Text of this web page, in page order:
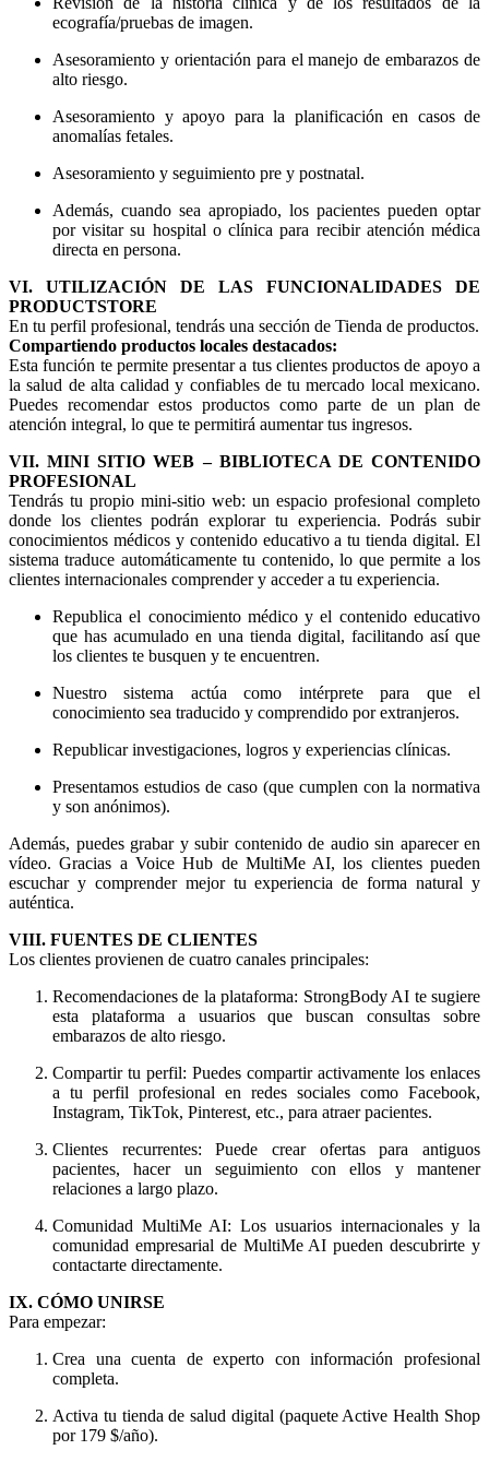
ecografía/pruebas de imagen.
Asesoramiento y orientación para el manejo de embarazos de
alto riesgo.
Asesoramiento y apoyo para la planificación en casos de
anomalías fetales.
Asesoramiento y seguimiento pre y postnatal.
Además, cuando sea apropiado, los pacientes pueden optar
por visitar su hospital o clínica para recibir atención médica
directa en persona.
VI. UTILIZACIÓN DE LAS FUNCIONALIDADES DE
PRODUCTSTORE
En tu perfil profesional, tendrás una sección de Tienda de productos.
Compartiendo productos locales destacados:
Esta función te permite presentar a tus clientes productos de apoyo a
la salud de alta calidad y confiables de tu mercado local mexicano.
Puedes recomendar estos productos como parte de un plan de
atención integral, lo que te permitirá aumentar tus ingresos.
VII. MINI SITIO WEB – BIBLIOTECA DE CONTENIDO
PROFESIONAL
Tendrás tu propio mini-sitio web: un espacio profesional completo
donde los clientes podrán explorar tu experiencia. Podrás subir
conocimientos médicos y contenido educativo a tu tienda digital. El
sistema traduce automáticamente tu contenido, lo que permite a los
clientes internacionales comprender y acceder a tu experiencia.
Republica el conocimiento médico y el contenido educativo
que has acumulado en una tienda digital, facilitando así que
los clientes te busquen y te encuentren.
Nuestro sistema actúa como intérprete para que el
conocimiento sea traducido y comprendido por extranjeros.
Republicar investigaciones, logros y experiencias clínicas.
Presentamos estudios de caso (que cumplen con la normativa
y son anónimos).
Además, puedes grabar y subir contenido de audio sin aparecer en
vídeo. Gracias a Voice Hub de MultiMe AI, los clientes pueden
escuchar y comprender mejor tu experiencia de forma natural y
auténtica.
VIII. FUENTES DE CLIENTES
Los clientes provienen de cuatro canales principales:
Recomendaciones de la plataforma: StrongBody AI te sugiere
esta plataforma a usuarios que buscan consultas sobre
embarazos de alto riesgo.
Compartir tu perfil: Puedes compartir activamente los enlaces
a tu perfil profesional en redes sociales como Facebook,
Instagram, TikTok, Pinterest, etc., para atraer pacientes.
Clientes recurrentes: Puede crear ofertas para antiguos
pacientes, hacer un seguimiento con ellos y mantener
relaciones a largo plazo.
Comunidad MultiMe AI: Los usuarios internacionales y la
comunidad empresarial de MultiMe AI pueden descubrirte y
contactarte directamente.
IX. CÓMO UNIRSE
Para empezar:
Crea una cuenta de experto con información profesional
completa.
Activa tu tienda de salud digital (paquete Active Health Shop
por 179 $/año).